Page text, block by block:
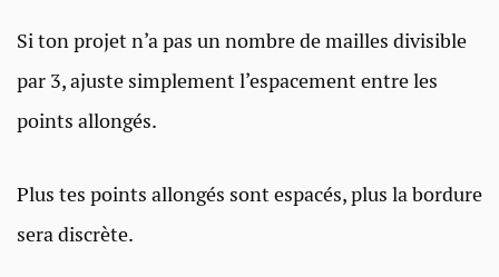
Si ton projet n’a pas un nombre de mailles divisible
par 3, ajuste simplement l’espacement entre les
points allongés.
Plus tes points allongés sont espacés, plus la bordure
sera discrète.